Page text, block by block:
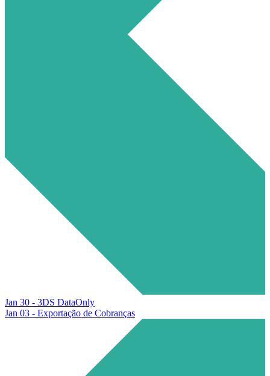
Jan 30 - 3DS DataOnly
Jan 03 - Exportação de Cobranças